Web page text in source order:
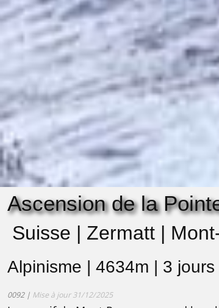
Ascension de la
Suisse | Zermatt |
Alpinisme | 4634m | 3
0092 | Mise à jour 31/12/2025